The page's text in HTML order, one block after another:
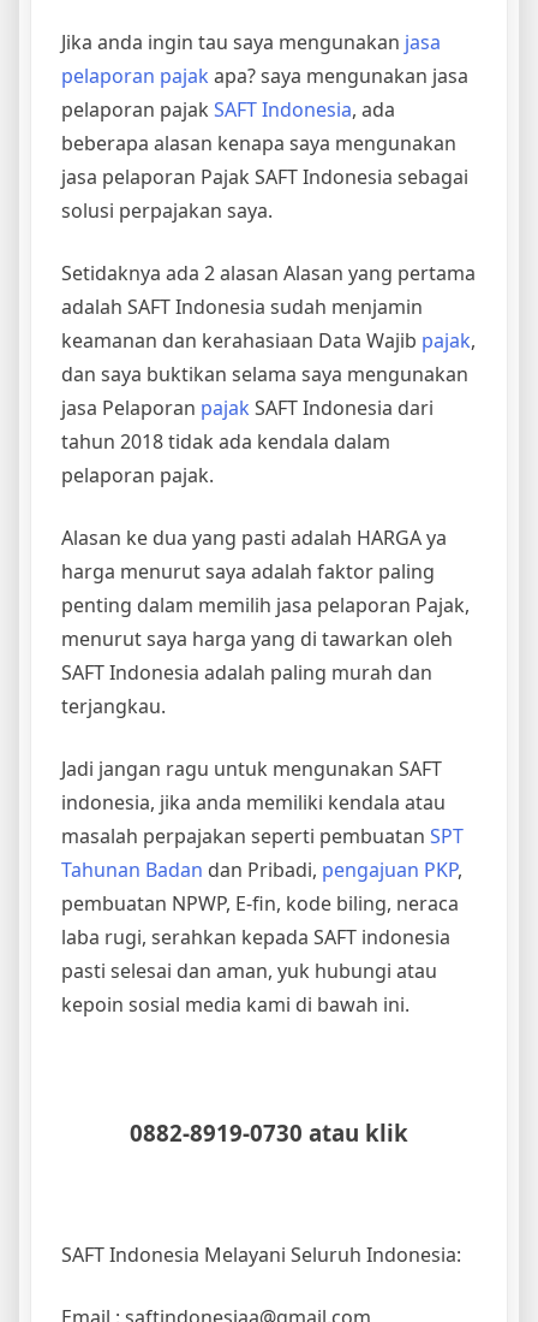
Jika anda ingin tau saya mengunakan jasa
pelaporan pajak apa? saya mengunakan jasa
pelaporan pajak SAFT Indonesia, ada
beberapa alasan kenapa saya mengunakan
jasa pelaporan Pajak SAFT Indonesia sebagai
solusi perpajakan saya.
Setidaknya ada 2 alasan Alasan yang pertama
adalah SAFT Indonesia sudah menjamin
keamanan dan kerahasiaan Data Wajib pajak,
dan saya buktikan selama saya mengunakan
jasa Pelaporan pajak SAFT Indonesia dari
tahun 2018 tidak ada kendala dalam
pelaporan pajak.
Alasan ke dua yang pasti adalah HARGA ya
harga menurut saya adalah faktor paling
penting dalam memilih jasa pelaporan Pajak,
menurut saya harga yang di tawarkan oleh
SAFT Indonesia adalah paling murah dan
terjangkau.
Jadi jangan ragu untuk mengunakan SAFT
indonesia, jika anda memiliki kendala atau
masalah perpajakan seperti pembuatan SPT
Tahunan Badan dan Pribadi, pengajuan PKP,
pembuatan NPWP, E-fin, kode biling, neraca
laba rugi, serahkan kepada SAFT indonesia
pasti selesai dan aman, yuk hubungi atau
kepoin sosial media kami di bawah ini.
0882-8919-0730 atau klik
SAFT Indonesia Melayani Seluruh Indonesia: